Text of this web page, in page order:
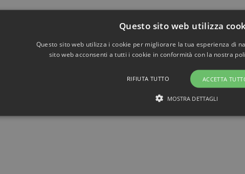
Questo sito web utilizza
Questo sito web utilizza i cookie per migliorare la tua esperienza di
sito web acconsenti a tutti i cookie in conformità con la nostra
ACCETTA
RIFIUTA TUTTO
MOSTRA DETTAGLI